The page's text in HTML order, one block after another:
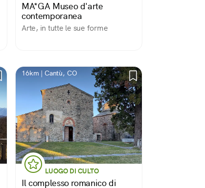
MA*GA Museo d'arte
contemporanea
Arte, in tutte le sue forme
16km | Cantù, CO
LUOGO DI CULTO
Il complesso romanico di